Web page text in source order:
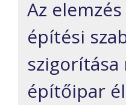
Az
építési
szigorítása
építőipar